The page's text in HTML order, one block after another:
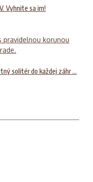
Vyhnite sa im!
solitér do každej záhr ...